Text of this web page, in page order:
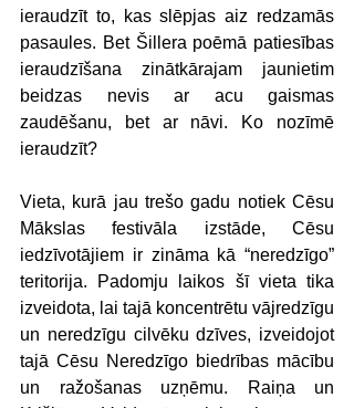
ieraudzīt to, kas slēpjas aiz redzamās
pasaules. Bet Šillera poēmā patiesības
ieraudzīšana zinātkārajam jaunietim
beidzas nevis ar acu gaismas
zaudēšanu, bet ar nāvi. Ko nozīmē
ieraudzīt?
Vieta, kurā jau trešo gadu notiek Cēsu
Mākslas festivāla izstāde, Cēsu
iedzīvotājiem ir zināma kā “neredzīgo”
teritorija. Padomju laikos šī vieta tika
izveidota, lai tajā koncentrētu vājredzīgu
un neredzīgu cilvēku dzīves, izveidojot
tajā Cēsu Neredzīgo biedrības mācību
un ražošanas uzņēmu. Raiņa un